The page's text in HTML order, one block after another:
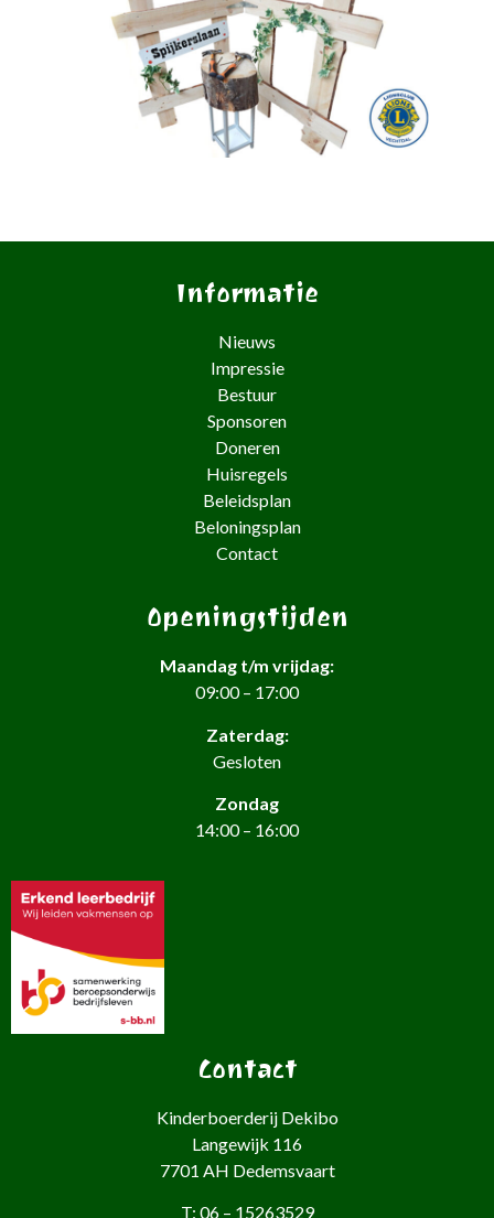
Informatie
Nieuws
Impressie
Bestuur
Sponsoren
Doneren
Huisregels
Beleidsplan
Beloningsplan
Contact
Openingstijden
Maandag t/m vrijdag:
09:00 – 17:00
Zaterdag:
Gesloten
Zondag
14:00 – 16:00
Contact
Kinderboerderij Dekibo
Langewijk 116
7701 AH Dedemsvaart
T: 06 – 15263529